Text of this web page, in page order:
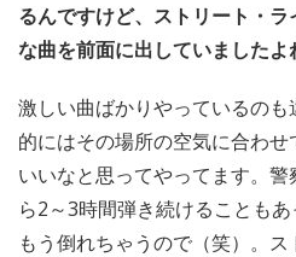
るんですけど、ストリート・
な曲を前面に出していましたよ
激しい曲ばかりやっているの
的にはその場所の空気に合わ
いいなと思ってやってます。
ら2～3時間弾き続けることも
もう倒れちゃうので（笑）。